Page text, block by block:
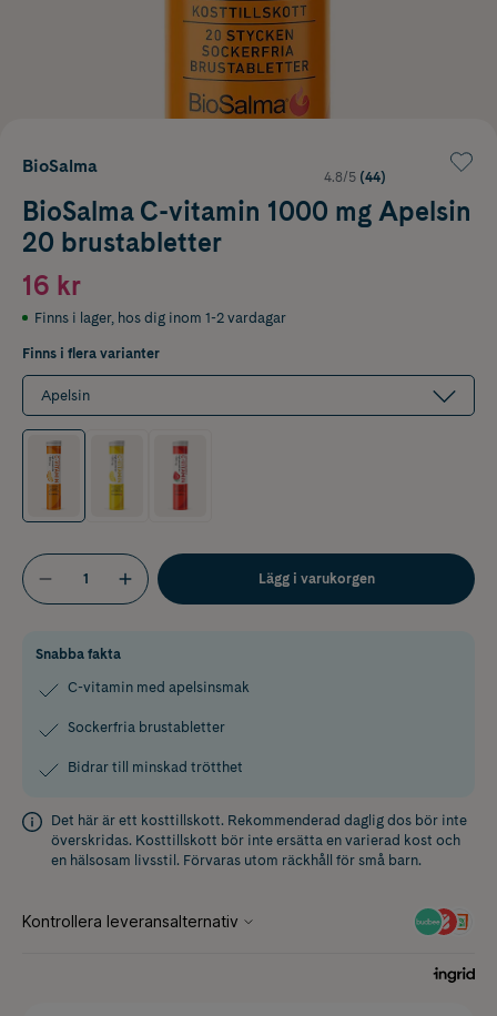
BioSalma
4.8/5 (44)
BioSalma C-vitamin 1000 mg Apelsin
20 brustabletter
16 kr
Finns i lager, hos dig inom 1-2 vardagar
Finns i flera varianter
Apelsin
Lägg i varukorgen
Snabba fakta
C-vitamin med apelsinsmak
Sockerfria brustabletter
Bidrar till minskad trötthet
Det här är ett kosttillskott. Rekommenderad daglig dos bör inte
överskridas. Kosttillskott bör inte ersätta en varierad kost och
en hälsosam livsstil. Förvaras utom räckhåll för små barn.